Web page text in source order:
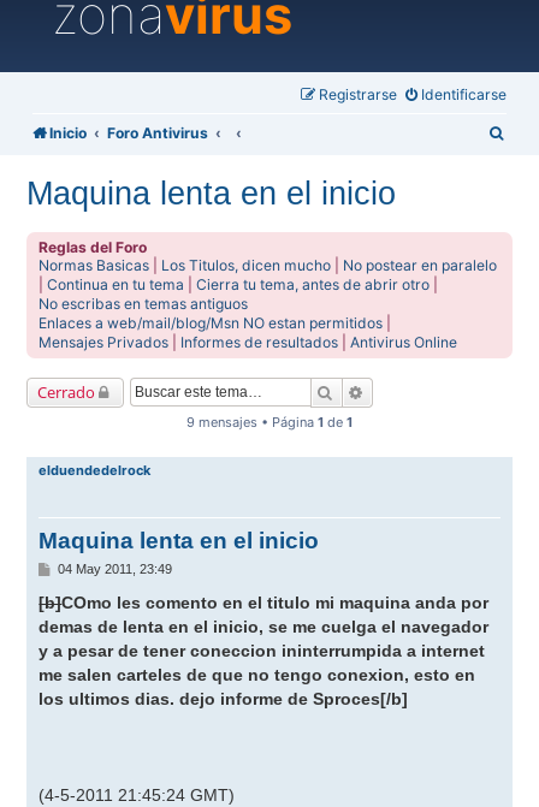
zonavirus
Identificarse
Registrarse
Inicio Foro Antivirus
Maquina lenta en el inicio
Reglas del Foro
Normas Basicas
Los Titulos, dicen mucho
No postear en paralelo
|Continua en tu tema |Cierra tu tema, antes de abrir otro
No escribas en temas antiguos
Enlaces a web/mail/blog/Msn NO estan permitidos
Mensajes Privados
Informes de resultados |Antivirus Online
Cerrado Buscar
9 mensajes • Página 1 de 1
elduendedelrock
Maquina lenta en el inicio
M
n
s
a
j
e
04 May 2011, 23:49
[b]COmo les comento en el titulo mi maquina anda por
demas de lenta en el inicio, se me cuelga el navegador
y a pesar de tener coneccion ininterrumpida a internet
me salen carteles de que no tengo conexion, esto en
los ultimos dias. dejo informe de Sproces[/b]
(4-5-2011 21:45:24 GMT)